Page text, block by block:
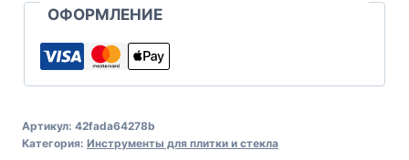
ОФОРМЛЕНИЕ
Артикул: 42fada64278b
Категория: Инструменты для плитки и стекла